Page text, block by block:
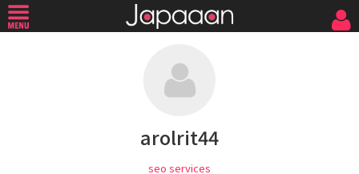
arolrit44
seo services